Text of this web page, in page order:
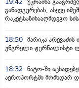
19:42
უკრაინა
განადგურებას, ასევე
რაკეტსაწინააღმდეგო
18:50 მარიკა არევაძის
უნგრელი ჟურნალისტი
18:32
ნატო-ში
აეროპორტში მომხდარ